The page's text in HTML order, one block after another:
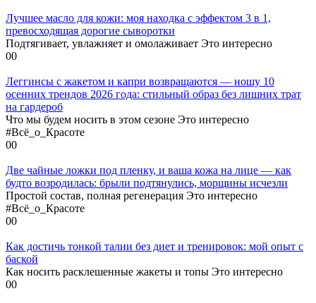
Лучшее масло для кожи: моя находка с эффектом 3 в 1,
превосходящая дорогие сыворотки
Подтягивает, увлажняет и омолаживает Это интересно
00
Леггинсы с жакетом и капри возвращаются — ношу 10
осенних трендов 2026 года: стильный образ без лишних трат
на гардероб
Что мы будем носить в этом сезоне Это интересно
#Всё_о_Красоте
00
Две чайные ложки под пленку, и ваша кожа на лице — как
будто возродилась: брыли подтянулись, морщины исчезли
Простой состав, полная регенерация Это интересно
#Всё_о_Красоте
00
Как достичь тонкой талии без диет и тренировок: мой опыт с
баской
Как носить расклешенные жакеты и топы Это интересно
00